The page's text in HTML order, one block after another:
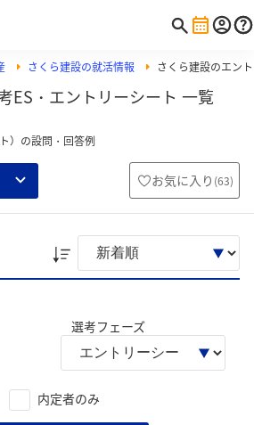
さくら建設の就活情報 さくら建設のエン
ES・エントリーシート 一覧
）の設問・回答例
お気に入り (63)
選考フェーズ
内定者のみ